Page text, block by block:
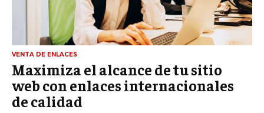
Ricardo Mendoza
Soy Ricardo Mendoza, periodista de negocios e
innovación, con amplia trayectoria. Desde hace
portal de noticias, abarcando desde noticias
corporativas hasta tendencias innovadoras. Creo firmemente en
el periodismo como motor de cambio, manteniendo a la
sociedad actualizada y proactiva.
VENTA DE ENLACES
Maximiza el alcance de tu sitio
web con enlaces internacionales
de calidad